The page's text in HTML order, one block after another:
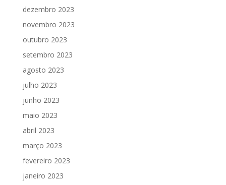
dezembro 2023
novembro 2023
outubro 2023
setembro 2023
agosto 2023
julho 2023
junho 2023
maio 2023
abril 2023
março 2023
fevereiro 2023
janeiro 2023